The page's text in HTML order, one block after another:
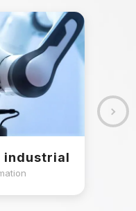
industrial